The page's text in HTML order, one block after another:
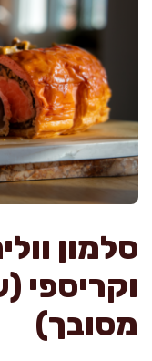
סלמון
וקריספי
מסובך)